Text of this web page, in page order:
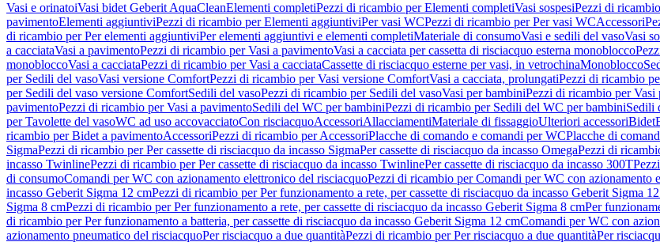
Vasi e orinatoiVasi bidet Geberit AquaCleanElementi completiPezzi di ricambio per Elementi completiVasi sospesiPezzi di
pavimentoElementi aggiuntiviPezzi di ricambio per Elementi aggiuntiviPer vasi WCPezzi di ricambio per Per vasi WCAccessori
di ricambio per Per elementi aggiuntiviPer elementi aggiuntivi e elementi completiMateriale di consumoVasi e sedili del vasoVasi
a cacciataVasi a pavimentoPezzi di ricambio per Vasi a pavimentoVasi a cacciata per cassetta di risciacquo esterna monoblocco
monobloccoVasi a cacciataPezzi di ricambio per Vasi a cacciataCassette di risciacquo esterne per vasi, in vetrochinaMonoblocco
per Sedili del vasoVasi versione ComfortPezzi di ricambio per Vasi versione ComfortVasi a cacciata, prolungatiPezzi di ricambio
per Sedili del vaso versione ComfortSedili del vasoPezzi di ricambio per Sedili del vasoVasi per bambiniPezzi di ricambio per Vasi
pavimentoPezzi di ricambio per Vasi a pavimentoSedili del WC per bambiniPezzi di ricambio per Sedili del WC per bambiniSedili
per Tavolette del vasoWC ad uso accovacciatoCon risciacquoAccessoriAllacciamentiMateriale di fissaggioUlteriori accessoriBidet
ricambio per Bidet a pavimentoAccessoriPezzi di ricambio per AccessoriPlacche di comando e comandi per WCPlacche di
SigmaPezzi di ricambio per Per cassette di risciacquo da incasso SigmaPer cassette di risciacquo da incasso OmegaPezzi di
incasso TwinlinePezzi di ricambio per Per cassette di risciacquo da incasso TwinlinePer cassette di risciacquo da incasso 300T
di consumoComandi per WC con azionamento elettronico del risciacquoPezzi di ricambio per Comandi per WC con azionamento
incasso Geberit Sigma 12 cmPezzi di ricambio per Per funzionamento a rete, per cassette di risciacquo da incasso Geberit Sigma
Sigma 8 cmPezzi di ricambio per Per funzionamento a rete, per cassette di risciacquo da incasso Geberit Sigma 8 cmPer
di ricambio per Per funzionamento a batteria, per cassette di risciacquo da incasso Geberit Sigma 12 cmComandi per WC con
azionamento pneumatico del risciacquoPer risciacquo a due quantitàPezzi di ricambio per Per risciacquo a due quantitàPer